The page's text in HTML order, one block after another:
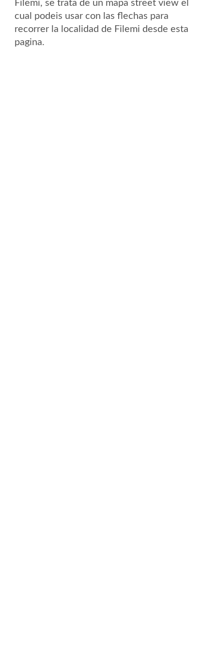
Filemi, se trata de un mapa street view el
cual podeis usar con las flechas para
recorrer la localidad de Filemi desde esta
pagina.